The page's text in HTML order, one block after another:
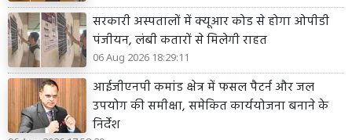
सरकारी अस्पतालों में क्यूआर कोड से होगा ओपीडी
पंजीयन, लंबी कतारों से मिलेगी राहत
06 Aug 2026 18:29:11
आईजीएनपी कमांड क्षेत्र में फसल पैटर्न और जल
उपयोग की समीक्षा, समेकित कार्ययोजना बनाने के
निर्देश